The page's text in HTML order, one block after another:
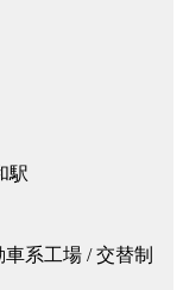
駅
系工場 / 交替制